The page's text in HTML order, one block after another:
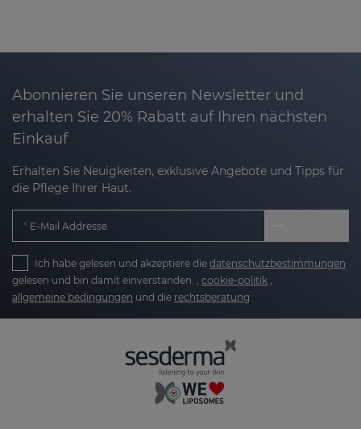
Abonnieren Sie unseren Newsletter und
erhalten Sie 20% Rabatt auf Ihren nächsten
Einkauf
Erhalten Sie Neuigkeiten, exklusive Angebote und Tipps für
die Pflege Ihrer Haut.
E-Mail Addresse
Ich habe gelesen und akzeptiere die datenschutzbestimmungen
gelesen und bin damit einverstanden. , cookie-politik
allgemeine bedingungen und die rechtsberatung